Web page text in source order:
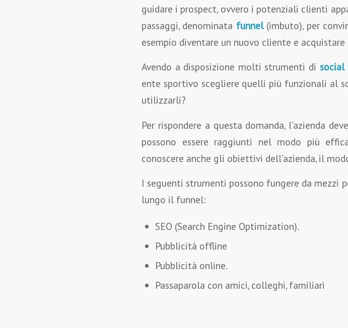
guidare i prospect, ovvero i potenziali clienti
passaggi, denominata funnel(imbuto), per
esempio diventare un nuovo cliente e
Avendo a disposizione molti strumenti di social
ente sportivo scegliere quelli più funzionali al
utilizzarli?
Per rispondere a questa domanda, l’azienda
possono essere raggiunti nel modo più
conoscere anche gli obiettivi dell’azienda, il
I seguenti strumenti possono fungere da mezzi
lungo il funnel:
SEO (Search Engine Optimization).
Pubblicità offline
Pubblicità online.
Passaparola con amici, colleghi, familiari